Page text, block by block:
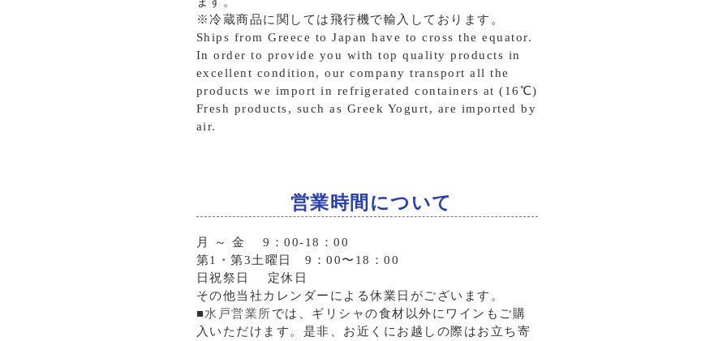
※冷蔵商品に関しては飛行機で輸入しております。
Ships from Greece to Japan have to cross the equator.
In order to provide you with top quality products in
excellent condition, our company transport all the
products we import in refrigerated containers at (16℃)
Fresh products, such as Greek Yogurt, are imported by
air.
営業時間について
月 ～ 金 9：00-18：00
第1・第3土曜日 9：00〜18：00
日祝祭日 定休日
その他当社カレンダーによる休業日がございます。
■水戸営業所では、ギリシャの食材以外にワインもご購
入いただけます。是非、お近くにお越しの際はお立ち寄